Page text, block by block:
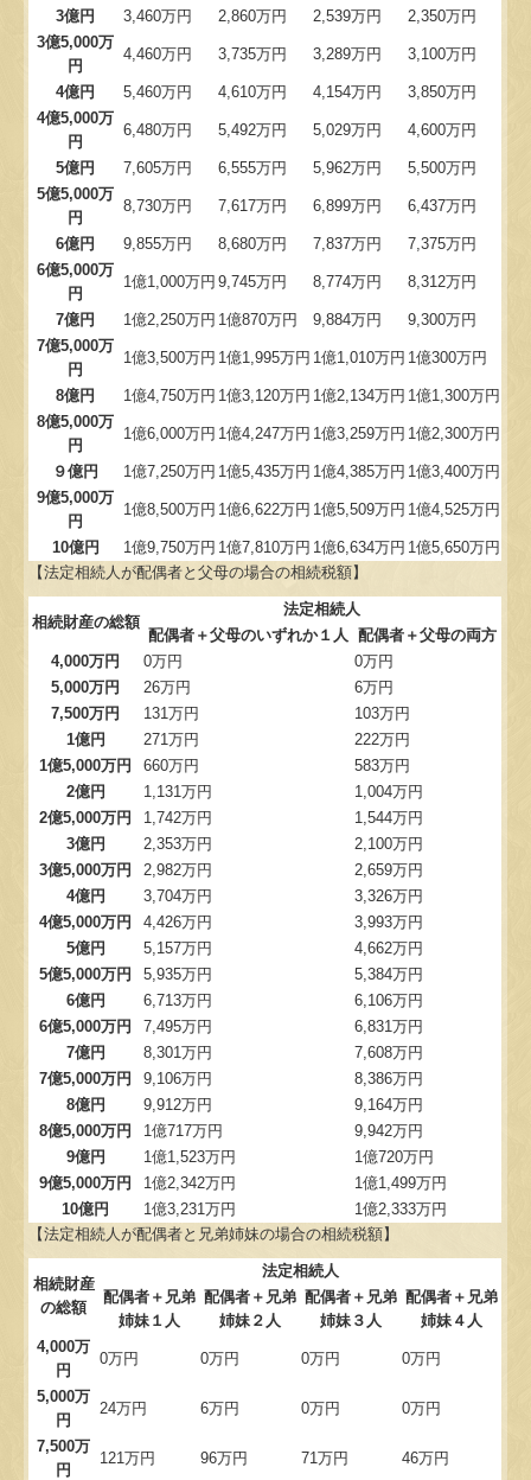
TKCシステムQ&A
経営改善オンデマンド講座
国の共済制度活用コーナー
3億円 3,460万円 2,860万円 2,539万円
2,350万円
3億5,000万
円
4,460万円 3,735万円 3,289万円 3,100万円
4億円 5,460万円 4,610万円 4,154万円
3,850万円
4億5,000万
円
6,480万円 5,492万円 5,029万円 4,600万円
5億円 7,605万円 6,555万円 5,962万円
5,500万円
5億5,000万
円
8,730万円 7,617万円 6,899万円 6,437万円
6億円 9,855万円 8,680万円 7,837万円
7,375万円
6億5,000万
円
1億1,000万円 9,745万円 8,774万円 8,312万円
7億円 1億2,250万円 1億870万円 9,884万円
9,300万円
7億5,000万
円
1億3,500万円 1億1,995万円 1億1,010万円 1億300万円
8億円 1億4,750万円 1億3,120万円 1億2,134万円 1億1,300万円
8億5,000万
円
1億6,000万円 1億4,247万円 1億3,259万円 1億2,300万円
９億円 1億7,250万円 1億5,435万円 1億4,385万円 1億3,400万円
9億5,000万
円
1億8,500万円 1億6,622万円 1億5,509万円 1億4,525万円
10億円 1億9,750万円 1億7,810万円 1億6,634万円 1億5,650万円
【法定相続人が配偶者と父母の場合の相続税額】
相続財産の総額
法定相続人
配偶者＋父母のいずれか１人
配偶者＋父母の両方
4,000万円
0万円
0万円
5,000万円
26万円
6万円
7,500万円
131万円
103万円
1億円
271万円
222万円
1億5,000万円
660万円
583万円
2億円
1,131万円
1,004万円
2億5,000万円
1,742万円
1,544万円
3億円
2,353万円
2,100万円
3億5,000万円
2,982万円
2,659万円
4億円
3,704万円
3,326万円
4億5,000万円
4,426万円
3,993万円
5億円
5,157万円
4,662万円
5億5,000万円
5,935万円
5,384万円
6億円
6,713万円
6,106万円
6億5,000万円
7,495万円
6,831万円
7億円
8,301万円
7,608万円
7億5,000万円
9,106万円
8,386万円
8億円
9,912万円
9,164万円
8億5,000万円
1億717万円
9,942万円
9億円
1億1,523万円
1億720万円
9億5,000万円
1億2,342万円
1億1,499万円
10億円
1億3,231万円
1億2,333万円
【法定相続人が配偶者と兄弟姉妹の場合の相続税額】
相続財産
の総額
法定相続人
配偶者＋兄弟
姉妹１人
配偶者＋兄弟
姉妹２人
配偶者＋兄弟
姉妹３人
配偶者＋兄弟
姉妹４人
4,000万
円
0万円 0万円 0万円 0万円
5,000万
円
24万円 6万円 0万円 0万円
7,500万
円
121万円 96万円 71万円 46万円